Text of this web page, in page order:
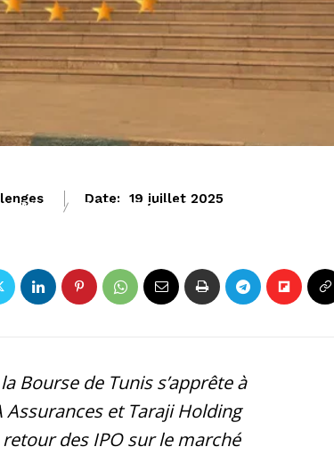
Date: 19 juillet 2025
ENTREPRISES
Bourse de Tunis s’apprête à
et Taraji Holding
des IPO sur le marché